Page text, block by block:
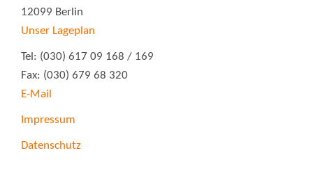
12099 Berlin
Unser Lageplan
Tel: (030) 617 09 168 / 169
Fax: (030) 679 68 320
E-Mail
Impressum
Datenschutz